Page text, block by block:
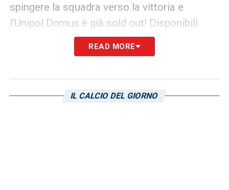
spingere la squadra verso la vittoria e
l’Unipol Domus è già sold out! Disponibili
solo alcuni posti nel settore ospiti.
READ MORE
IL CALCIO DEL GIORNO